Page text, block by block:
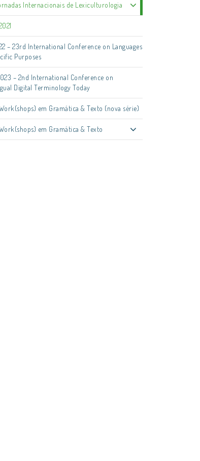
Internacionais de Lexiculturologia
– 23rd International Conference on Languages
Purposes
– 2nd International Conference on
Digital Terminology Today
em Gramática & Texto (nova série)
em Gramática & Texto